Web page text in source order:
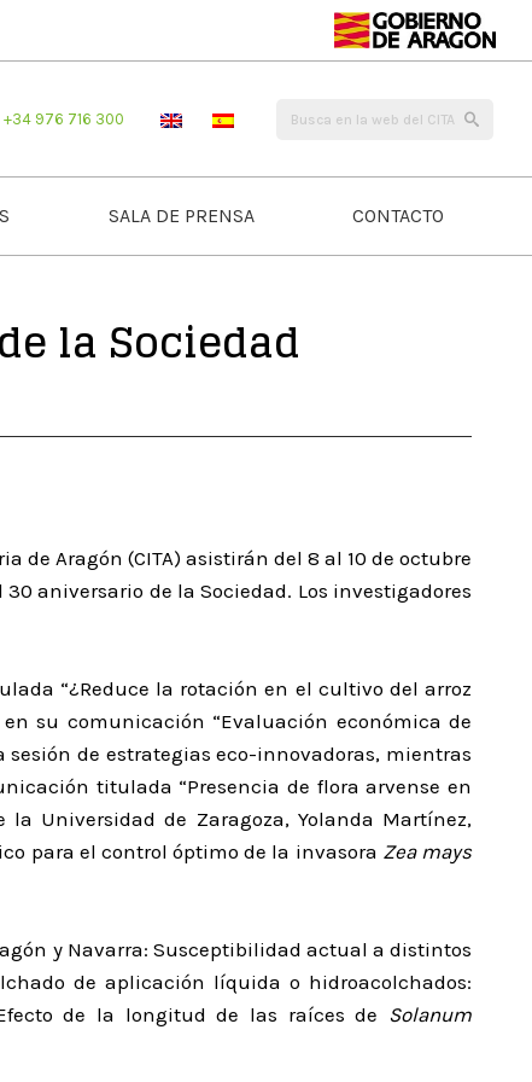
+34 976 716 300
SALA DE PRENSA CONTACTO
la Sociedad
de Aragón (CITA) asistirán del 8 al 10 de octubre
aniversario de la Sociedad. Los investigadores
“¿Reduce la rotación en el cultivo del arroz
su comunicación “Evaluación económica de
sesión de estrategias eco-innovadoras, mientras
titulada “Presencia de flora arvense en
Universidad de Zaragoza, Yolanda Martínez,
para el control óptimo de la invasora Zea mays
y Navarra: Susceptibilidad actual a distintos
de aplicación líquida o hidroacolchados:
de la longitud de las raíces de Solanum